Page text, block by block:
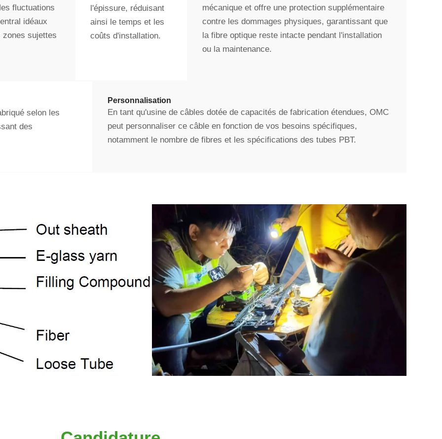
fluctuations
idéaux
sujettes
l'épissure, réduisant
ainsi le temps et les
coûts d'installation.
mécanique et offre une protection supplémentaire
contre les dommages physiques, garantissant que
la fibre optique reste intacte pendant l'installation
ou la maintenance.
selon les
des
Personnalisation
En tant qu'usine de câbles dotée de capacités de fabrication étendues, OMC
peut personnaliser ce câble en fonction de vos besoins spécifiques,
notamment le nombre de fibres et les spécifications des tubes PBT.